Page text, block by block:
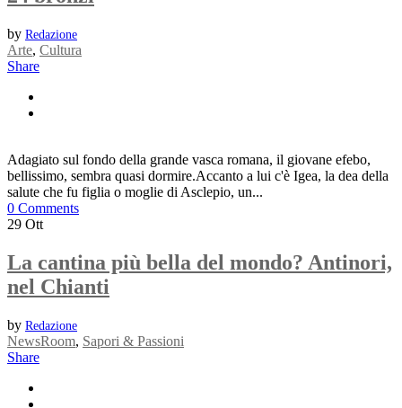
by Redazione
Arte, Cultura
Share
Adagiato sul fondo della grande vasca romana, il giovane efebo,
bellissimo, sembra quasi dormire.Accanto a lui c'è Igea, la dea della
salute che fu figlia o moglie di Asclepio, un...
0 Comments
29 Ott
La cantina più bella del mondo? Antinori,
nel Chianti
by Redazione
NewsRoom, Sapori & Passioni
Share